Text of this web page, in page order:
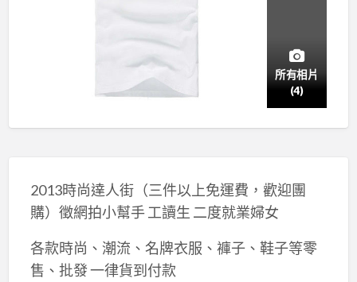
所有相片
(4)
2013時尚達人街（三件以上免運費，歡迎團
購）徵網拍小幫手 工讀生 二度就業婦女
各款時尚、潮流、名牌衣服、褲子、鞋子等零
售、批發 一律貨到付款